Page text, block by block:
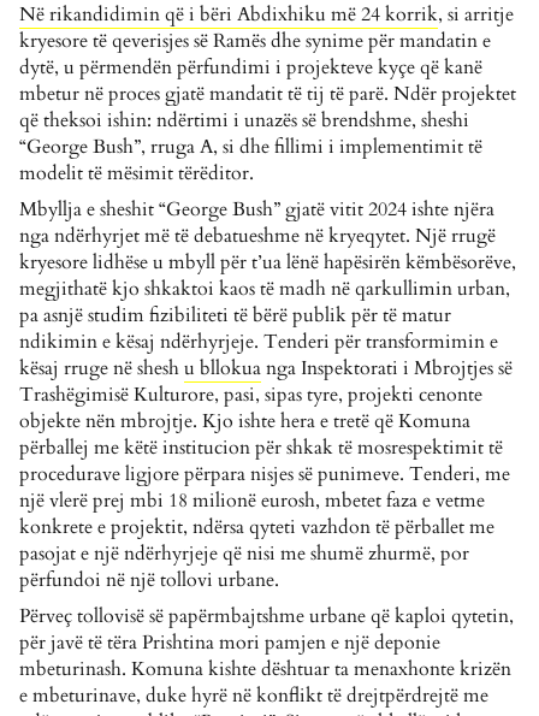
Në rikandidimin që i bëri Abdixhiku më 24 korrik, si arritje
kryesore të qeverisjes së Ramës dhe synime për mandatin e
dytë, u përmendën përfundimi i projekteve kyçe që kanë
mbetur në proces gjatë mandatit të tij të parë. Ndër projektet
që theksoi ishin: ndërtimi i unazës së brendshme, sheshi
“George Bush”, rruga A, si dhe fillimi i implementimit të
modelit të mësimit tërëditor.
Mbyllja e sheshit “George Bush” gjatë vitit 2024 ishte njëra
nga ndërhyrjet më të debatueshme në kryeqytet. Një rrugë
kryesore lidhëse u mbyll për t’ua lënë hapësirën këmbësorëve,
megjithatë kjo shkaktoi kaos të madh në qarkullimin urban,
pa asnjë studim fizibiliteti të bërë publik për të matur
ndikimin e kësaj ndërhyrjeje. Tenderi për transformimin e
kësaj rruge në sheshu bllokuanga Inspektorati i Mbrojtjes së
Trashëgimisë Kulturore, pasi, sipas tyre, projekti cenonte
objekte nën mbrojtje. Kjo ishte hera e tretë që Komuna
përballej me këtë institucion për shkak të mosrespektimit të
procedurave ligjore përpara nisjes së punimeve. Tenderi, me
një vlerë prej mbi 18 milionë eurosh, mbetet faza e vetme
konkrete e projektit, ndërsa qyteti vazhdon të përballet me
pasojat e një ndërhyrjeje që nisi me shumë zhurmë, por
përfundoi në një tollovi urbane.
Përveç tollovisë së papërmbajtshme urbane që kaploi qytetin,
për javë të tëra Prishtina mori pamjen e një deponie
mbeturinash. Komuna kishte dështuar ta menaxhonte krizën
e mbeturinave, duke hyrë në konflikt të drejtpërdrejtë me